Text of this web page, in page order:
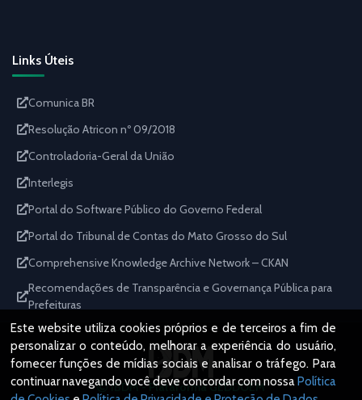
Links Úteis
Comunica BR
Resolução Atricon nº 09/2018
Controladoria-Geral da União
Interlegis
Portal do Software Público do Governo Federal
Portal do Tribunal de Contas do Mato Grosso do Sul
Comprehensive Knowledge Archive Network – CKAN
Recomendações de Transparência e Governança Pública para
Prefeituras
IBDM - Plataforma GEDDOEM
Este website utiliza cookies próprios e de terceiros a fim de
personalizar o conteúdo, melhorar a experiência do usuário,
fornecer funções de mídias sociais e analisar o tráfego. Para
continuar navegando você deve concordar com nossaPolítica